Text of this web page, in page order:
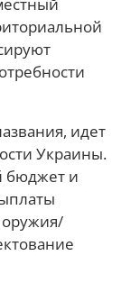
идет
Украины.
бюджет и